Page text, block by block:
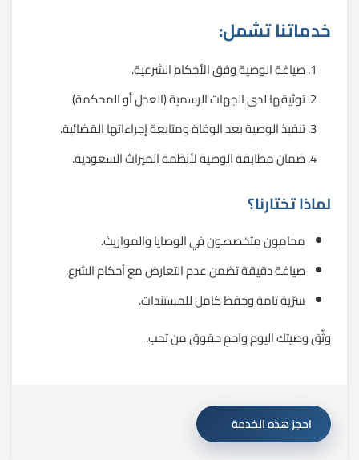
خدماتنا تشمل:
صياغة الوصية وفق الأحكام الشرعية.
توثيقها لدى الجهات الرسمية (العدل أو المحكمة).
تنفيذ الوصية بعد الوفاة ومتابعة إجراءاتها القضائية.
ضمان مطابقة الوصية لأنظمة الميراث السعودية.
لماذا تختارنا؟
محامون متخصصون في الوصايا والمواريث.
صياغة دقيقة تضمن عدم التعارض مع أحكام الشرع.
سرّية تامة وحفظ كامل للمستندات.
وثّق وصيتك اليوم واحمِ حقوق من تحب.
احجز هذه الخدمة